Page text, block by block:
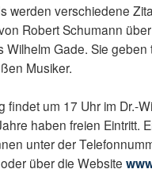
werden verschiedene
Robert Schumann
Wilhelm Gade. Sie
Musiker.
findet um 17 Uhr im Dr.-
haben freien Eintritt.
unter der
über die Website